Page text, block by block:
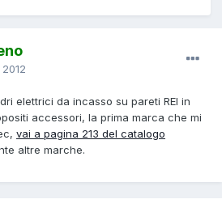
elettrici da incasso su pareti REI in
accessori, la prima marca che mi
vai a pagina 213 del catalogo
altre marche.